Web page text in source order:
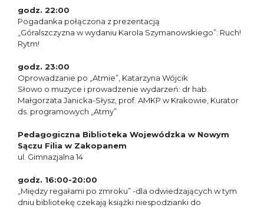
godz. 22:00
Pogadanka połączona z prezentacją
„Góralszczyzna w wydaniu Karola Szymanowskiego”: Ruch!
Rytm!
godz. 23:00
Oprowadzanie po „Atmie”, Katarzyna Wójcik
Słowo o muzyce i prowadzenie wydarzeń: dr hab.
Małgorzata Janicka-Słysz, prof. AMKP w Krakowie, Kurator
ds. programowych „Atmy”
Pedagogiczna Biblioteka Wojewódzka w Nowym
Sączu Filia w Zakopanem
ul. Gimnazjalna 14
godz. 16:00-20:00
„Między regałami po zmroku” -dla odwiedzających w tym
dniu bibliotekę czekają książki niespodzianki do